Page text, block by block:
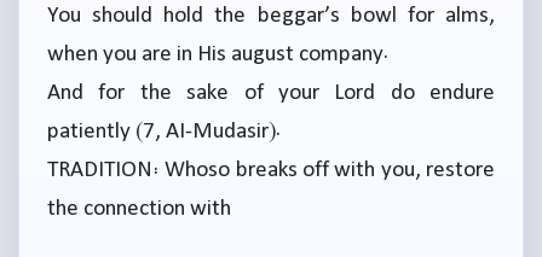
You should hold the beggar’s bowl for alms,
when you are in His august company.
And for the sake of your Lord do endure
patiently (7, AI-Mudasir).
TRADITION: Whoso breaks off with you, restore
the connection with